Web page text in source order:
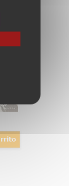
de
de